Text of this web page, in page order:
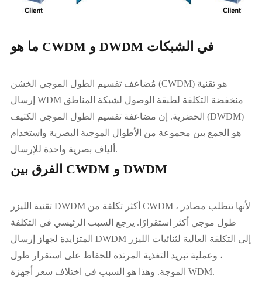
ما هو CWDM و DWDM في الشبكات
مُضاعف تقسيم الطول الموجي الخشن (CWDM) هو تقنية
إرسال WDM منخفضة التكلفة لطبقة الوصول لشبكة المناطق
الحضرية. إن مضاعفة تقسيم الطول الموجي الكثيف (DWDM)
هو الجمع بين مجموعة من الأطوال الموجية البصرية واستخدام
ألياف بصرية واحدة للإرسال.
الفرق بين CWDM و DWDM
تقنية الليزر DWDM أكثر تكلفة من CWDM ، لأنها تتطلب مصادر
طول موجي أكثر استقرارًا. يرجع السبب الرئيسي في التكلفة
المتزايدة لجهاز إرسال DWDM إلى التكلفة العالية لثنائيات الليزر
، وعملية تبريد التغذية المرتدة للحفاظ على استقرار طول
الموجة. وهذا هو السبب في اختلاف سعر أجهزة WDM.